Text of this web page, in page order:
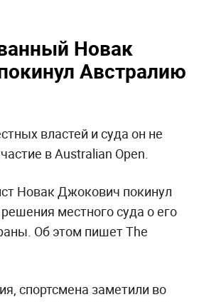
Новак
Австралию
властей и суда он не
в Australian Open.
Новак Джокович покинул
местного суда о его
Об этом пишет The
спортсмена заметили во